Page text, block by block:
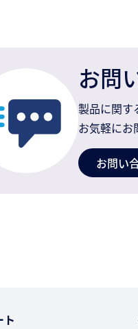
お問
製品に関す
お気軽にお
お問い
ト